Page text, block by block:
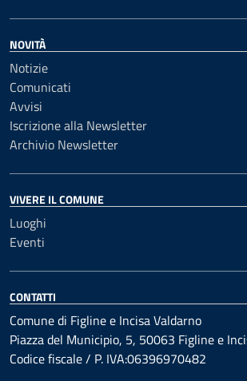
NOVITÀ
Notizie
Comunicati
Avvisi
Iscrizione alla Newsletter
Archivio Newsletter
VIVERE IL COMUNE
Luoghi
Eventi
CONTATTI
Comune di Figline e Incisa Valdarno
Piazza del Municipio, 5, 50063 Figline e
Codice fiscale / P. IVA:06396970482